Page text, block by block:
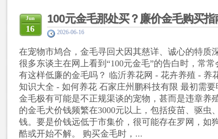
100元金毛那处买？廉价金毛购买指
Jun
16 2026-06-16
在宠物市鸠合，金毛寻回犬因其慈详、诚心的特质
很多东谈主在网上看到“100元金毛”的告白时，常
有这样低廉的金毛吗？ 临沂养花网 - 花卉养殖 - 养
知识大全 - 如何养花 石家庄州鹏科技有限 最初需要
金毛极有可能是不正规渠谈的宠物，甚而是违章养
的金毛犬价钱频繁在3000元以上，包括疫苗、驱虫
钱。要是价钱远低于市集价，很可能存在罗网，如
酷或开始不解。 购买金毛时，...